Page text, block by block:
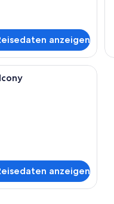
anzeigen
mit einem großen
anzeigen